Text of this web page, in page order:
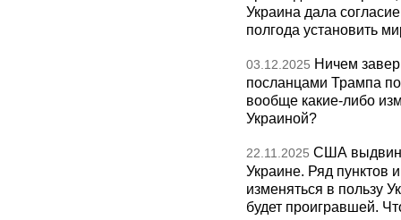
Украина дала
полгода установить
03.12.2025 Ничем
посланцами Трампа
вообще какие-либо
Украиной?
22.11.2025 США
Украине. Ряд пунктов
изменяться в пользу
будет проигравшей.